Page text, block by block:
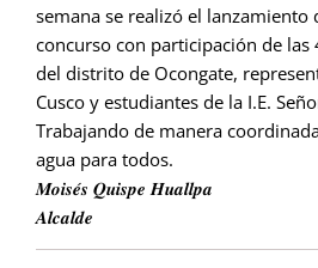
semana se realizó el lanzamiento
concurso con participación de las
del distrito de Ocongate,
Cusco y estudiantes de la I.E.
Trabajando de manera
agua para todos.
𝑴𝒐𝒊𝒔𝒆́𝒔 𝑸𝒖𝒊𝒔𝒑𝒆 𝑯𝒖𝒂𝒍𝒍𝒑𝒂
𝑨𝒍𝒄𝒂𝒍𝒅𝒆